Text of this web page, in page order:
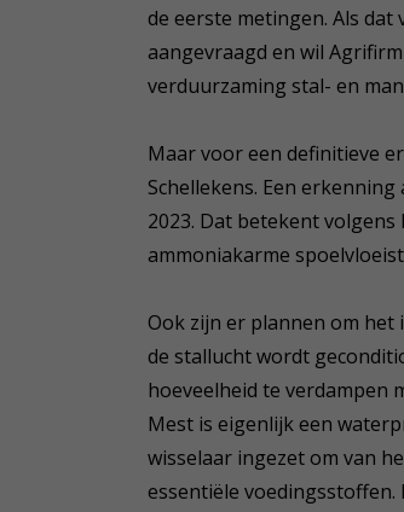
de eerste metingen. Als
aangevraagd en wil
verduurzaming stal- en
Maar voor een definitieve
Schellekens. Een
2023. Dat betekent
ammoniakarme
Ook zijn er plannen om het
de stallucht wordt
hoeveelheid te verdampen
Mest is eigenlijk een
wisselaar ingezet om van
essentiële